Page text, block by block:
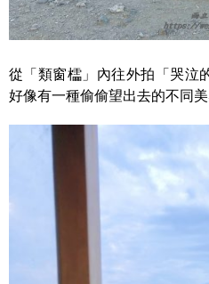
從「類窗櫺」內往外拍「哭泣
好像有一種偷偷望出去的不同美